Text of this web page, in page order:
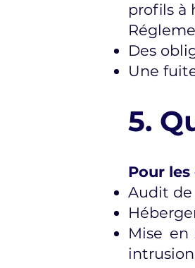
profils à
Des
Une
5.
Pour
Audit de
Mise en